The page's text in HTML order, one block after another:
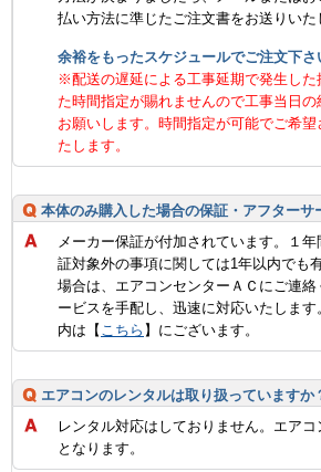
払い方法に準じたご注文書をお送りいた
余裕をもったスケジュールでご注文下さ
※配送の遅延による工事延期で発生し
た時間指定が賜れませんので工事当日
お願いします。時間指定が可能でご希
たします。
本体のみ購入した場合の保証・アフターサ
メーカー保証が付加されています。１
証対象外の事項に関しては1年以内でも
場合は、エアコンセンターＡＣにご連
ービスを手配し、迅速に対応いたしま
内は【 こちら 】にございます。
エアコンのレンタルは取り扱っていますか
レンタル対応はしておりません。エア
となります。